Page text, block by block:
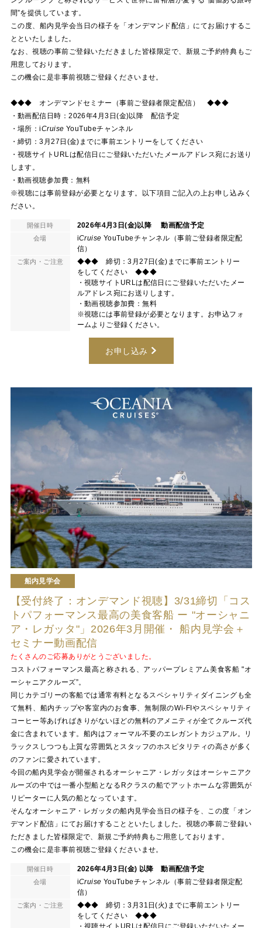
間”を提供しています。
この度、船内見学会当日の様子を「オンデマンド配信」にてお届けするこ
とといたしました。
なお、視聴の事前ご登録いただきました皆様限定で、新規ご予約特典もご
用意しております。
この機会に是非事前視聴ご登録くださいませ。
◆◆◆ オンデマンドセミナー（事前ご登録者限定配信） ◆◆◆
・動画配信日時：2026年4月3日(金)以降 配信予定
・場所：iCruise YouTubeチャンネル
・締切：3月27日(金)までに事前エントリーをしてください
・視聴サイトURLは配信日にご登録いただいたメールアドレス宛にお送り
します。
・動画視聴参加費：無料
※視聴には事前登録が必要となります。以下項目ご記入の上お申し込みく
ださい。
開催日時 2026年4月3日(金)以降 動画配信予定
会場 iCruise YouTubeチャンネル（事前ご登録者限定配
信）
ご案内・ご注意
◆◆◆ 締切：3月27日(金)までに事前エントリー
をしてください ◆◆◆
・視聴サイトURLは配信日にご登録いただいたメー
ルアドレス宛にお送りします。
・動画視聴参加費：無料
※視聴には事前登録が必要となります。お申込フォ
ームよりご登録ください。
お申し込み
船内見学会
【受付終了：オンデマンド視聴】3/31締切「コス
トパフォーマンス最高の美食客船 ー "オーシャニ
ア・レガッタ"」2026年3月開催・ 船内見学会＋
セミナー動画配信
たくさんのご応募ありがとうございました。
コストパフォーマンス最高と称される、アッパープレミアム美食客船 "オ
ーシャニアクルーズ”。
同じカテゴリーの客船では通常有料となるスペシャリティダイニングも全
て無料、船内チップや客室内のお食事、無制限のWi-FIやスペシャリティ
コーヒー等あげればきりがないほどの無料のアメニティが全てクルーズ代
金に含まれています。船内はフォーマル不要のエレガントカジュアル。リ
ラックスしつつも上質な雰囲気とスタッフのホスピタリティの高さが多く
のファンに愛されています。
今回の船内見学会が開催されるオーシャニア・レガッタはオーシャニアク
ルーズの中では一番小型船となるRクラスの船でアットホームな雰囲気が
リピーターに人気の船となっています。
そんなオーシャニア・レガッタの船内見学会当日の様子を、この度「オン
デマンド配信」にてお届けすることといたしました。視聴の事前ご登録い
ただきました皆様限定で、新規ご予約特典もご用意しております。
この機会に是非事前視聴ご登録くださいませ。
開催日時 2026年4月3日(金) 以降 動画配信予定
会場 iCruise YouTubeチャンネル（事前ご登録者限定配
信）
ご案内・ご注意
◆◆◆ 締切：3月31日(火)までに事前エントリー
をしてください ◆◆◆
・視聴サイトURLは配信日にご登録いただいたメー